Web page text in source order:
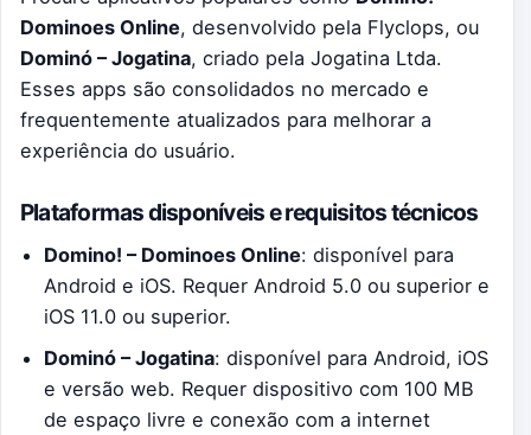
Dominoes Online, desenvolvido pela Flyclops, ou
Dominó – Jogatina, criado pela Jogatina Ltda.
Esses apps são consolidados no mercado e
frequentemente atualizados para melhorar a
experiência do usuário.
Plataformas disponíveis e requisitos técnicos
Domino! – Dominoes Online: disponível para
Android e iOS. Requer Android 5.0 ou superior e
iOS 11.0 ou superior.
Dominó – Jogatina: disponível para Android, iOS
e versão web. Requer dispositivo com 100 MB
de espaço livre e conexão com a internet